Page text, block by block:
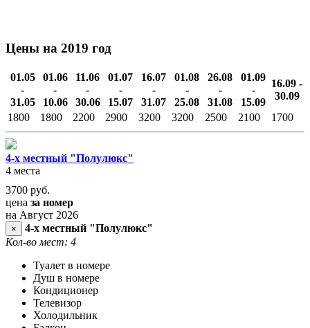
Цены на 2019 год
01.05
-
31.05
01.06
-
10.06
11.06
-
30.06
01.07
-
15.07
16.07
-
31.07
01.08
-
25.08
26.08
-
31.08
01.09
-
15.09
16.09 -
30.09
1800
1800 2200 2900 3200 3200 2500 2100 1700
4-х местный "Полулюкс"
4 места
3700 руб.
цена за номер
на Август 2026
×
4-х местный "Полулюкс"
Кол-во мест: 4
Туалет в номере
Душ в номере
Кондиционер
Телевизор
Холодильник